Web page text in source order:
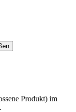
Produkt) im